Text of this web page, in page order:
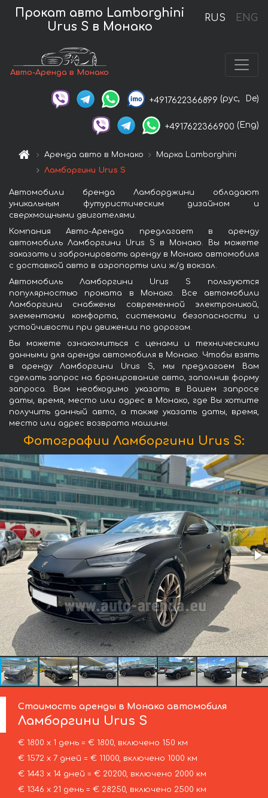
RUS ENG
Прокат авто Lamborghini
Urus S в Монако
Авто-Аренда в Монако
+4917622366899 (рус, De)
+4917622366900 (Eng)
Аренда авто в Монако
Марка Lamborghini
Ламборгини Urus S
Автомобили бренда Ламборджини обладают
уникальным футуристическим дизайном и
сверхмощными двигателями.
Компания Авто-Аренда предлагает в аренду
автомобиль Ламборгини Urus S в Монако. Вы можете
заказать и забронировать аренду в Монако автомобиля
с доставкой авто в аэропорты или ж/д вокзал.
Автомобиль Ламборгини Urus S пользуются
популярностью проката в Монако. Все автомобили
Ламборгини снабжены современной электроникой,
элементами комфорта, системами безопасности и
устойчивости при движении по дорогам.
Вы можете ознакомиться с ценами и техническими
данными для аренды автомобиля в Монако. Чтобы взять
в аренду Ламборгини Urus S, мы предлагаем Вам
сделать запрос на бронирование авто, заполнив форму
запроса. Вам необходимо указать в Вашем запросе
даты, время, место или адрес в Монако, где Вы хотите
получить данный авто, а также указать даты, время,
место или адрес возврата машины.
Фотографии Ламборгини Urus S:
Стоимость аренды в Монако автомобиля
Ламборгини Urus S
€ 1800 х 1 день = € 1800, включено 150 км
€ 1572 х 7 дней = € 11000, включено 1000 км
€ 1443 х 14 дней = € 20200, включено 2000 км
€ 1346 х 21 день = € 28250, включено 2500 км